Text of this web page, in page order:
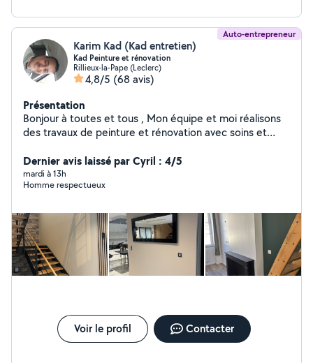
Rénovation et profitez d'un intérieur confortable, et
Auto-entrepreneur
Karim Kad (Kad entretien)
Kad Peinture et rénovation
Rillieux-la-Pape (Leclerc)
4,8/5 (68 avis)
Présentation
Bonjour à toutes et tous , Mon équipe et moi réalisons
des travaux de peinture et rénovation avec soins et
me contacter je suis disponible et me déplace
gratuitement pour vos devis . Cordialement.
Dernier avis laissé par Cyril : 4/5
mardi à 13h
Homme respectueux
Voir le profil Contacter